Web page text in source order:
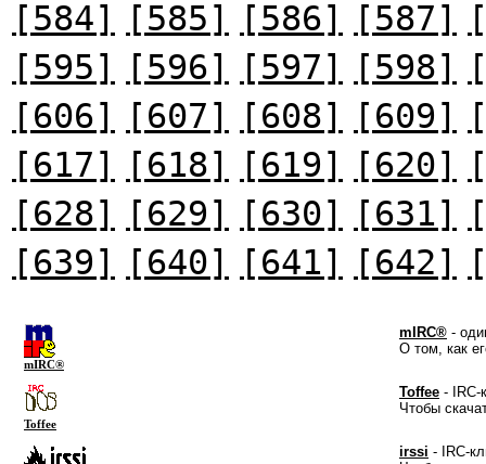
[584] [585] [586] [587]
[595]
[596] [597] [598]
[606]
[607] [608] [609]
[617]
[618] [619] [620]
[628]
[629] [630] [631]
[639]
[640] [641] [642]
mIRC®
mIRC® -
О том, как
Toffee
Toffee - IRC-
Чтобы
irssi - IRC-